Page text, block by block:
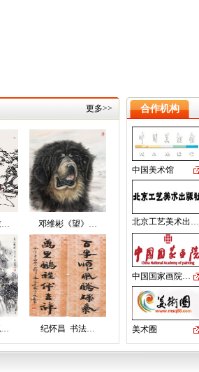
陈恺 邢少臣
薛强 古云 陈兆堤
张凌超 王界山 刘大为
更多>>
… 邓维彬《望》…
… 纪怀昌 书法…
合作机构
中国美术馆
北京工艺美术出…
中国国家画院…
美术圈